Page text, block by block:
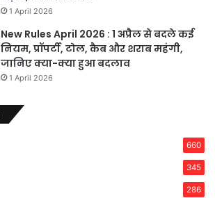
1 April 2026
New Rules April 2026 : 1 अप्रैल से बदले कई
नियम, प्रॉपर्टी, टोल, कैब और शराब महंगी,
जानिए क्या-क्या हुआ बदलाव
1 April 2026
660
345
286